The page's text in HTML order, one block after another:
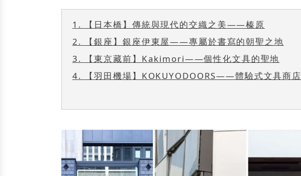
1.
【日本橋】傳統與現代的交織之美——榛原
2.
【銀座】銀座伊東屋——專屬於書寫的朝聖之地
3.
【東京藏前】Kakimori——個性化文具的聖地
4.
【羽田機場】KOKUYODOORS——體驗式文具商店